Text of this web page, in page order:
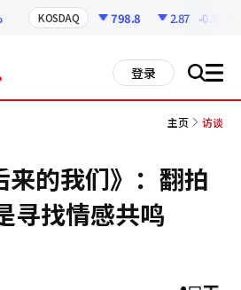
KOSDAQ 798.8 2.87 -0.36%
登录 搜 all
主页 访谈
的我们》：翻拍
寻找情感共鸣